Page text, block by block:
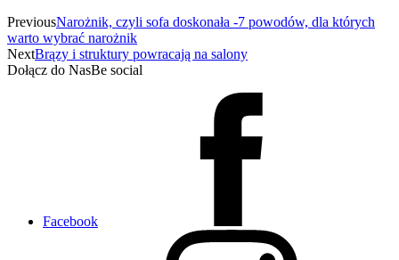
PreviousNarożnik, czyli sofa doskonała -7 powodów, dla których
warto wybrać narożnik
NextBrązy i struktury powracają na salony
Dołącz do NasBe social
Facebook